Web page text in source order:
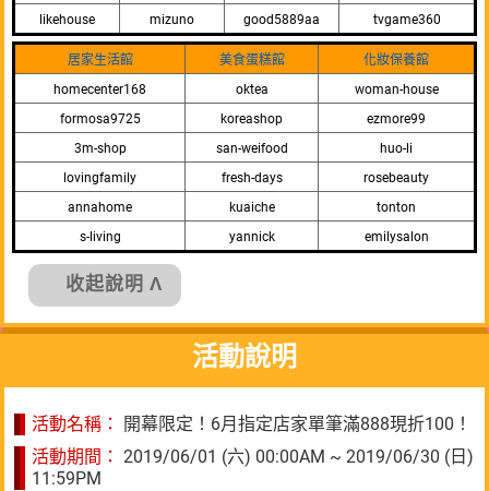
likehouse
mizuno good5889aa tvgame360
居家生活館 美食蛋糕館
化妝保養館
homecenter168
oktea
woman-house
formosa9725
koreashop
ezmore99
3m-shop
san-weifood
huo-li
lovingfamily
fresh-days
rosebeauty
annahome
kuaiche
tonton
s-living
yannick emilysalon
收起說明 Λ
活動說明
活動名稱：
開幕限定！6月指定店家單筆滿888現折100！
活動期間： 2019/06/01 (六) 00:00AM ~ 2019/06/30 (日)
11:59PM